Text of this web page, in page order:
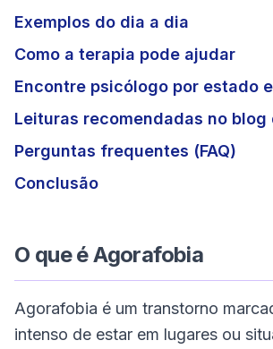
Exemplos do dia a dia
Como a terapia pode ajudar
Encontre psicólogo por estado
Leituras recomendadas no blog
Perguntas frequentes (FAQ)
Conclusão
O que é Agorafobia
Agorafobia é um transtorno
intenso de estar em lugares ou